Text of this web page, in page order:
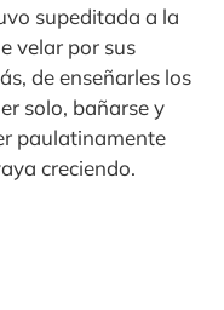
supeditada a la
velar por sus
de enseñarles los
solo, bañarse y
paulatinamente
creciendo.